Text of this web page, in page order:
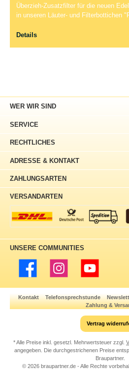
Überzieh-Zusatzfilter für die neuen
in unseren Läuter- und Filterbottichen
Details
ADRESSE & KONTAKT
WER WIR SIND
SERVICE
RECHTLICHES
ZAHLUNGSARTEN
VERSANDARTEN
UNSERE COMMUNITIES
Facebook Instagram YouTube
Kontakt Telefonsprechstunde
Zahlung &
Vertrag
* Alle Preise inkl. gesetzl. Mehrwertsteuer zzgl.
angegeben. Die durchgestrichenen Preise
Braupartner.
© 2026 braupartner.de - Alle Rechte